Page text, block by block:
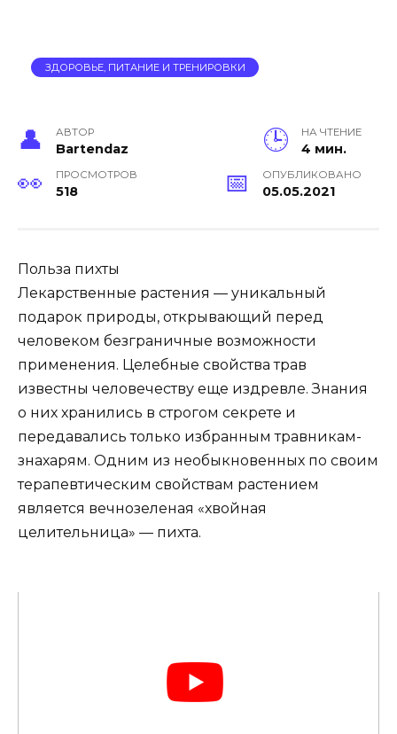
ЗДОРОВЬЕ, ПИТАНИЕ И ТРЕНИРОВКИ
АВТОР
Bartendaz
НА ЧТЕНИЕ
4 мин.
ПРОСМОТРОВ
518
ОПУБЛИКОВАНО
05.05.2021
Польза пихты
Лекарственные растения — уникальный
подарок природы, открывающий перед
человеком безграничные возможности
применения. Целебные свойства трав
известны человечеству еще издревле. Знания
о них хранились в строгом секрете и
передавались только избранным травникам-
знахарям. Одним из необыкновенных по своим
терапевтическим свойствам растением
является вечнозеленая «хвойная
целительница» — пихта.